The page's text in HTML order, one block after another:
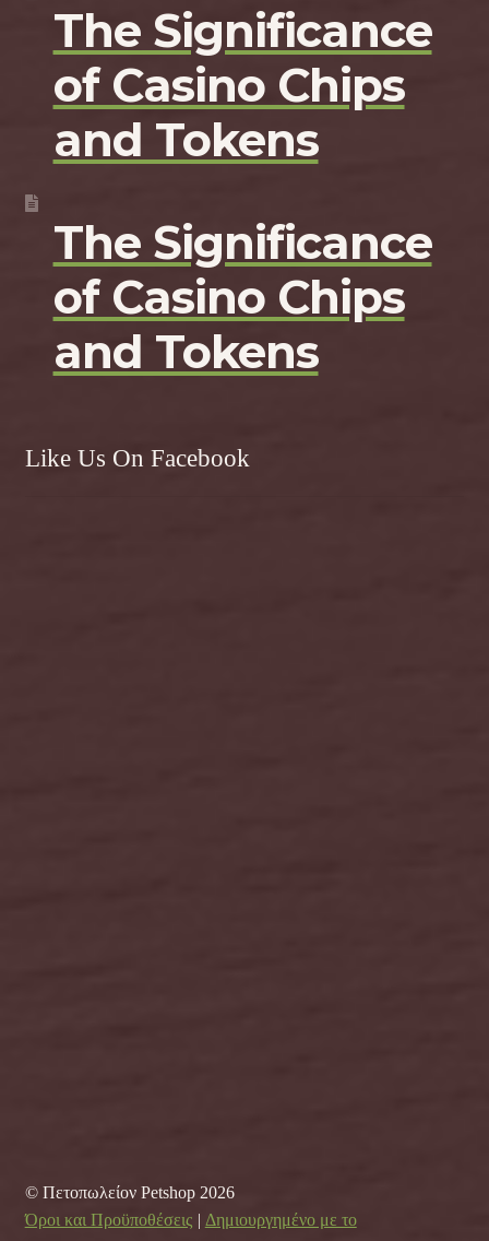
The Significance
of Casino Chips
and Tokens
The Significance
of Casino Chips
and Tokens
Like Us On Facebook
© Πετοπωλείον Petshop 2026
Όροι και Προϋποθέσεις
Δημιουργημένο με το